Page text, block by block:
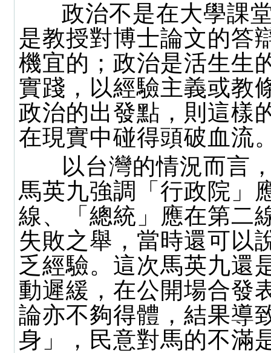
政治不是在大學課
是教授對博士論文的答
機宜的；政治是活生生
實踐，以經驗主義或教
政治的出發點，則這樣
在現實中碰得頭破血流
以台灣的情況而言
馬英九強調「行政院」
線、「總統」應在第二
失敗之舉，當時還可以
乏經驗。這次馬英九還
動遲緩，在公開場合發
論亦不夠得體，結果導
身」，民意對馬的不滿